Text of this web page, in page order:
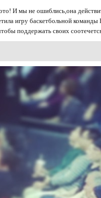
И мы не ошиблись,она
игру баскетбольной
поддержать своих